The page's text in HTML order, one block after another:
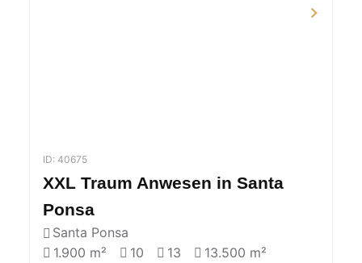
ID: 40675
XXL Traum Anwesen in Santa
Ponsa
Santa Ponsa
1.900 m²
10 13
13.500 m²